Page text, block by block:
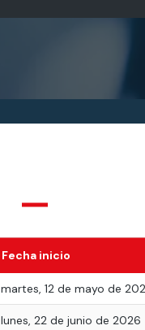
Fecha inicio
martes, 12 de mayo de
lunes, 22 de junio de 2026